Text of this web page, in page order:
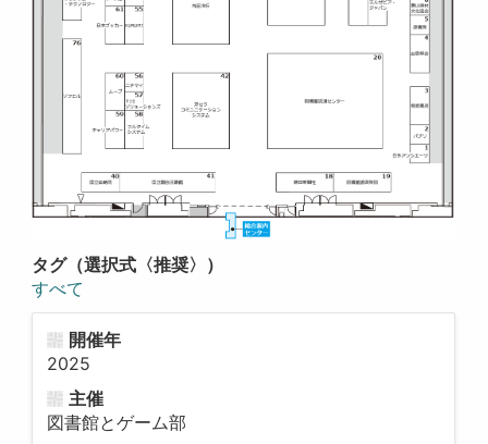
タグ（選択式〈推奨〉）
すべて
開催年
2025
主催
図書館とゲーム部